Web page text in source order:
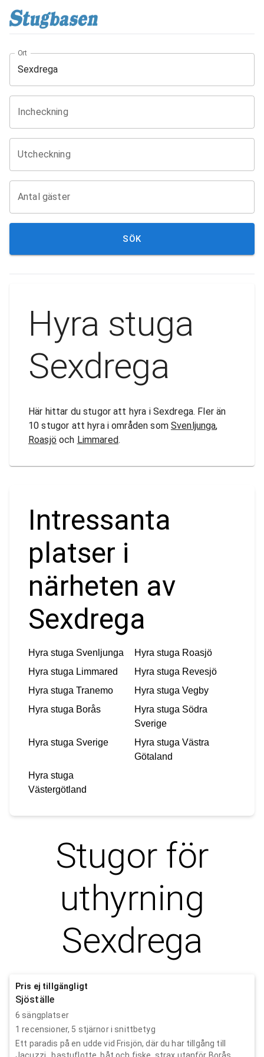
Ort
Incheckning
Utcheckning
Antal gäster
SÖK
Hyra stuga
Sexdrega
Här hittar du stugor att hyra i Sexdrega. Fler än
10 stugor att hyra i områden som Svenljunga,
Roasjö och Limmared.
Intressanta
platser i
närheten av
Sexdrega
Hyra stuga Svenljunga Hyra stuga Roasjö
Hyra stuga Limmared Hyra stuga Revesjö
Hyra stuga Tranemo Hyra stuga Vegby
Hyra stuga Borås Hyra stuga Södra
Sverige
Hyra stuga Sverige Hyra stuga Västra
Götaland
Hyra stuga
Västergötland
Stugor för
uthyrning
Sexdrega
Pris ej tillgängligt
Sjöställe
6 sängplatser
1 recensioner, 5 stjärnor i snittbetyg
Ett paradis på en udde vid Frisjön, där du har tillgång till
Jacuzzi , bastuflotte, båt och fiske, strax utanför Borås.